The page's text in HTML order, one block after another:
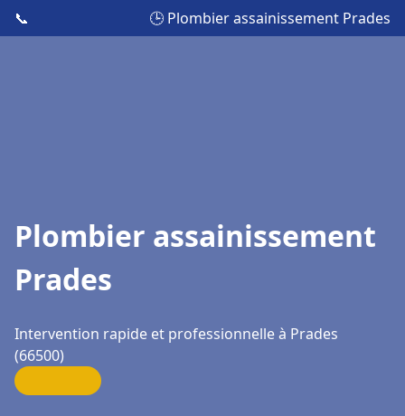
📞 🕒 Plombier assainissement Prades
Plombier assainissement
Prades
Intervention rapide et professionnelle à Prades
(66500)